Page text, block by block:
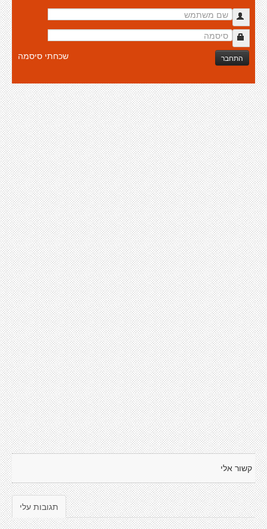
התחבר שכחתי סיסמה
קשור אלי
תגובות עלי